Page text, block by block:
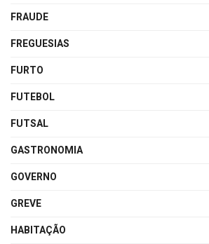
FRAUDE
FREGUESIAS
FURTO
FUTEBOL
FUTSAL
GASTRONOMIA
GOVERNO
GREVE
HABITAÇÃO